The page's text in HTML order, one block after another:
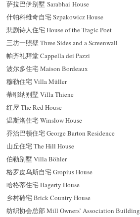
萨拉巴伊别墅 Sarabhai House
什帕科维奇自宅 Szpakowicz House
悲剧诗人住宅 House of the Tragic Poet
三坊一照壁 Three Sides and a Screenwall
帕齐礼拜堂 Cappella dei Pazzi
波尔多住宅 Maison Bordeaux
穆勒住宅 Villa Müller
蒂耶纳别墅 Villa Thiene
红屋 The Red House
温斯洛住宅 Winslow House
乔治巴顿住宅 George Barton Residence
山丘住宅 The Hill House
伯勒别墅 Villa Böhler
格罗皮乌斯自宅 Gropius House
哈格蒂住宅 Hagerty House
乡村砖宅 Brick Country House
纺织协会总部 Mill Owners’ Association Building